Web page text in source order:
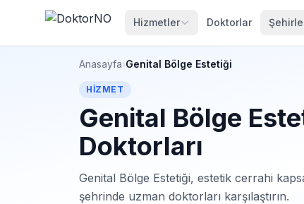
Hizmetler Doktorlar
Anasayfa›Genital Bölge Estetiği
HIZMET
Genital Bölge
Doktorları
Genital Bölge Estetiği, estetik cerrahi
şehrinde uzman doktorları karşılaştırın.